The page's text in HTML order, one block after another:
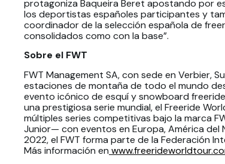
protagoniza Baqueira Beret apostando por
los deportistas españoles participantes y
coordinador de la selección española de
consolidados como con la base”.
Sobre el FWT
FWT Management SA, con sede en Verbier,
estaciones de montaña de todo el mundo
evento icónico de esquí y snowboard
una prestigiosa serie mundial, el Freeride
múltiples series competitivas bajo la marca
Junior— con eventos en Europa, América del
2022, el FWT forma parte de la Federación
Más información en